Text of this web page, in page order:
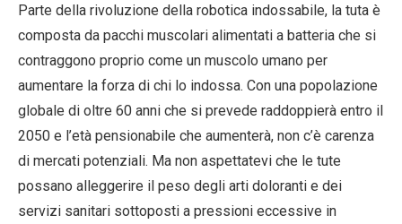
Parte della rivoluzione della robotica indossabile, la tuta è
composta da pacchi muscolari alimentati a batteria che si
contraggono proprio come un muscolo umano per
aumentare la forza di chi lo indossa. Con una popolazione
globale di oltre 60 anni che si prevede raddoppierà entro il
2050 e l’età pensionabile che aumenterà, non c’è carenza
di mercati potenziali. Ma non aspettatevi che le tute
possano alleggerire il peso degli arti doloranti e dei
servizi sanitari sottoposti a pressioni eccessive in